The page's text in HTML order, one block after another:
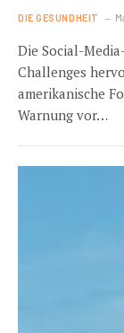
DIE GESUNDHEIT
Die Social-
Challenges
amerikanische
Warnung vor…